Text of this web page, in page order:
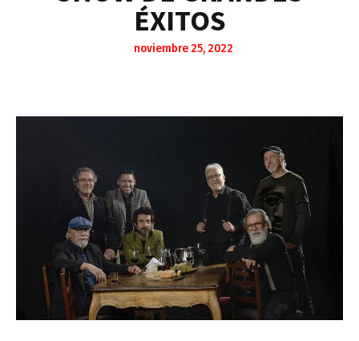
ÉXITOS
noviembre 25, 2022